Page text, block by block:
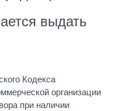
выдать
Кодекса
организации
при наличии